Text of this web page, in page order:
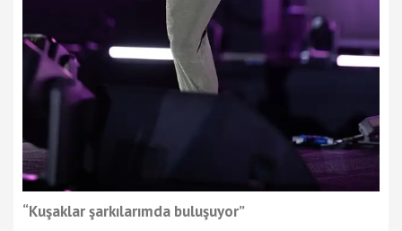
“Kuşaklar şarkılarımda buluşuyor”